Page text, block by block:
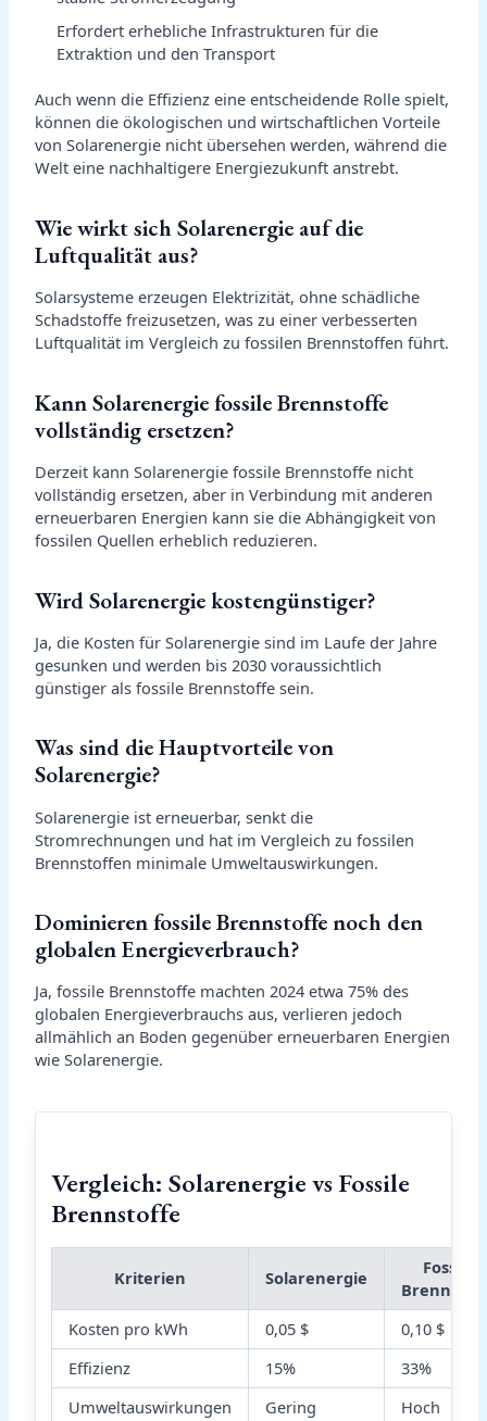
Erfordert erhebliche Infrastrukturen für die
Extraktion und den Transport
Auch wenn die Effizienz eine entscheidende Rolle spielt,
können die ökologischen und wirtschaftlichen Vorteile
von Solarenergie nicht übersehen werden, während die
Welt eine nachhaltigere Energiezukunft anstrebt.
Wie wirkt sich Solarenergie auf die
Luftqualität aus?
Solarsysteme erzeugen Elektrizität, ohne schädliche
Schadstoffe freizusetzen, was zu einer verbesserten
Luftqualität im Vergleich zu fossilen Brennstoffen führt.
Kann Solarenergie fossile Brennstoffe
vollständig ersetzen?
Derzeit kann Solarenergie fossile Brennstoffe nicht
vollständig ersetzen, aber in Verbindung mit anderen
erneuerbaren Energien kann sie die Abhängigkeit von
fossilen Quellen erheblich reduzieren.
Wird Solarenergie kostengünstiger?
Ja, die Kosten für Solarenergie sind im Laufe der Jahre
gesunken und werden bis 2030 voraussichtlich
günstiger als fossile Brennstoffe sein.
Was sind die Hauptvorteile von
Solarenergie?
Solarenergie ist erneuerbar, senkt die
Stromrechnungen und hat im Vergleich zu fossilen
Brennstoffen minimale Umweltauswirkungen.
Dominieren fossile Brennstoffe noch den
globalen Energieverbrauch?
Ja, fossile Brennstoffe machten 2024 etwa 75% des
globalen Energieverbrauchs aus, verlieren jedoch
allmählich an Boden gegenüber erneuerbaren Energien
wie Solarenergie.
Vergleich: Solarenergie vs Fossile
Brennstoffe
Kriterien Solarenergie
Fossile
Kosten pro kWh
0,05 $
0,10 $
Effizienz
15%
33%
Umweltauswirkungen
Gering Hoch